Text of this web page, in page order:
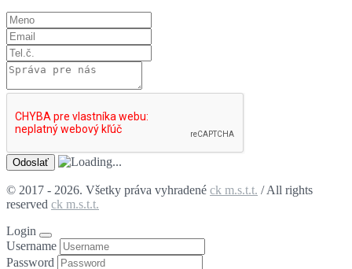
© 2017 - 2026. Všetky práva vyhradené ck m.s.t.t. / All rights
reserved ck m.s.t.t.
Login
Username
Password